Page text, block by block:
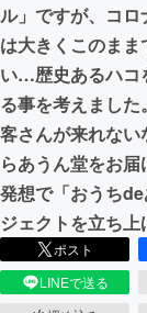
ル」ですが、コ
は大きくこのま
い…歴史あるハコ
る事を考えまし
客さんが来れな
らあうん堂をお届
発想で「おうち
ジェクトを立ち上
ポスト
LINEで送る